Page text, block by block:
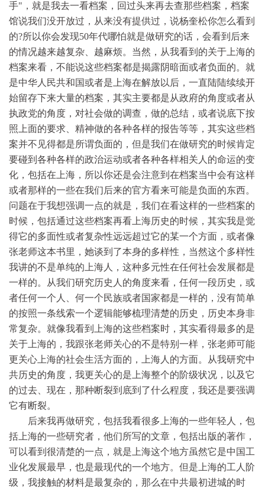
手"，就是我去一看档案，回过头来再去查那些档案，档案
馆说我们没开放过，从来没有提供过，说杨奎松你怎么看到
的?所以你会发现50年代哪怕就是做研究的话，会看到后来
的情况越来越复杂、越麻烦。当然，从我看到的关于上海的
档案来看，不能说这些档案都是揭露阴暗面或者负面的。就
是中华人民共和国或者是上海在解放以后，一直陆陆续续开
始留存下来大量的档案，其实主要都是从政府的角度或者从
执政党的角度，对社会做的调查，做的总结，或者说底下按
照上面的要求、精神做的各种各样的报告等等，其实这些档
案并不见得都是所谓负面的，但是我们在做研究的时候肯定
要碰到各种各样的政治运动或者各种各样相关人的命运的变
化，包括在上海，所以你还是会注意到在档案当中会有这样
或者那样的一些在我们后来的官方看来可能是负面的东西。
问题在于我想强调一点的就是，我们在看这样的一些档案的
时候，包括通过这些档案再看上海历史的时候，其实我是觉
得它的多面性或者复杂性远远超过它的某一个方面，或者像
张老师这本书里，她谈到了本身的多样性，当然这个多样性
我讲的不是单纯的上海人，这种多元性在任何社会发展都是
一样的。从我们研究历史人的角度来看，任何一段历史，或
者任何一个人、何一个民族或者国家都是一样的，没有简单
的按照一条线索一个逻辑能够梳理清楚的历史，历史本身非
常复杂。就像我看到上海的这些档案时，其实看得最多的是
关于上海的，我跟张老师关心的不是特别一样，张老师可能
更关心上海的社会生活方面的，上海人的方面。从我研究中
共历史的角度，我更关心的是上海整个的阶级状况，以及它
的过去、现在，那种断裂到底到了什么程度，我还是要强调
它有断裂。
后来我再做研究，包括我看很多上海的一些年轻人，包
括上海的一些研究者，他们所写的文章，包括出版的著作，
可以看到很清楚的一点，就是上海这个地方虽然它是中国工
业化发展最早，也是最现代的一个地方。但是上海的工人阶
级，我接触的材料是最复杂的，那么在中共最初进城的时